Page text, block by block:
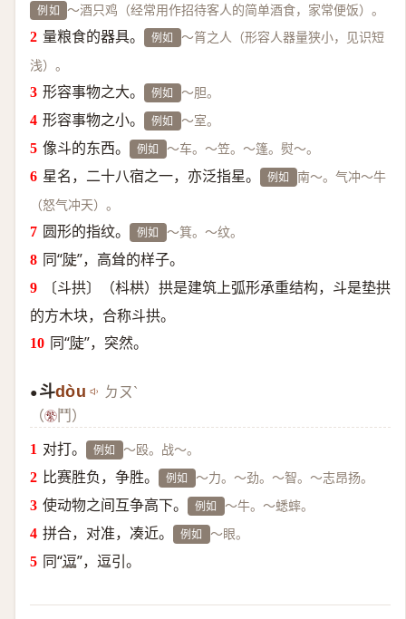
例如 ～酒只鸡（经常用作招待客人的简单酒食，家常便饭）。
量粮食的器具。 例如 ～筲之人（形容人器量狭小，见识短
浅）。
形容事物之大。 例如 ～胆。
形容事物之小。 例如 ～室。
像斗的东西。 例如 ～车。～笠。～篷。熨～。
星名，二十八宿之一，亦泛指星。 例如 南～。气冲～牛
（怒气冲天）。
圆形的指纹。 例如 ～箕。～纹。
同“陡”，高耸的样子。
〔斗拱〕（枓栱）拱是建筑上弧形承重结构，斗是垫拱
的方木块，合称斗拱。
同“陡”，突然。
● 斗dòu ㄉㄡˋ
（
鬥）
对打。
例如 ～殴。战～。
比赛胜负，争胜。 例如 ～力。～劲。～智。～志昂扬。
使动物之间互争高下。 例如 ～牛。～蟋蟀。
拼合，对准，凑近。 例如 ～眼。
同“逗”，逗引。